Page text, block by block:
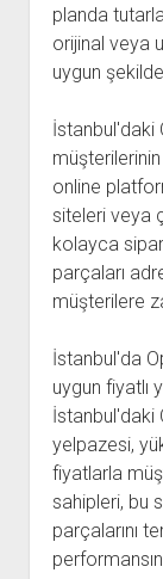
planda
orijinal veya
uygun
İstanbul'daki
online
siteleri veya
kolayca
parçaları
müşterilere
İstanbul'da
uygun fiyatlı
İstanbul'daki
yelpazesi,
fiyatlarla
sahipleri, bu
parçalarını